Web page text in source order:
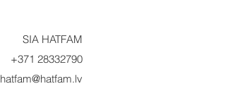
SIA HATFAM
+371 28332790
hatfam@hatfam.lv